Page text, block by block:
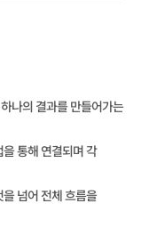
나의 결과를 만들어가는
통해 연결되며 각
넘어 전체 흐름을